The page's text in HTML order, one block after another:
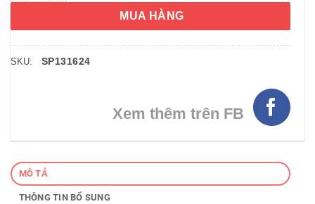
MUA HÀNG
SKU: SP131624
Xem thêm trên FB
MÔ TẢ
THÔNG TIN BỔ SUNG